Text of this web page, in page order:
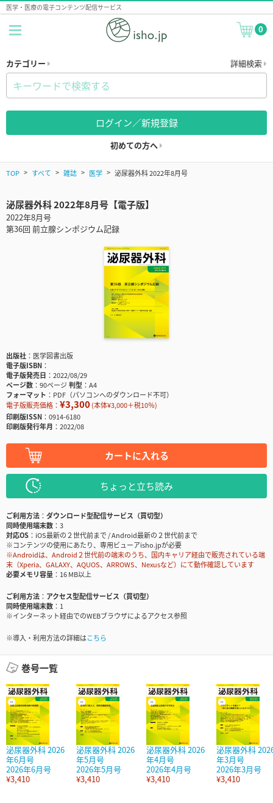
医学・医療の電子コンテンツ配信サービス
0
カテゴリー 詳細検索
ログイン／新規登録
初めての方へ
TOP すべて 雑誌 医学 泌尿器外科 2022年8月号
泌尿器外科 2022年8月号【電子版】
2022年8月号
第36回 前立腺シンポジウム記録
出版社
医学図書出版
電子版ISBN
電子版発売日
2022/08/29
ページ数
90ページ判型
A4
フォーマット
PDF（パソコンへのダウンロード不可）
電子版販売価格： ¥3,300(本体¥3,000＋税10％)
印刷版ISSN
0914-6180
印刷版発行年月
2022/08
カートに入れる
ちょっと立ち読み
ご利用方法
ダウンロード型配信サービス（買切型）
同時使用端末数
3
対応OS
iOS最新の２世代前まで / Android最新の２世代前まで
※コンテンツの使用にあたり、専用ビューアisho.jpが必要
※Androidは、Android２世代前の端末のうち、国内キャリア経由で販売されている端
末（Xperia、GALAXY、AQUOS、ARROWS、Nexusなど）にて動作確認しています
必要メモリ容量
16 MB以上
ご利用方法
アクセス型配信サービス（買切型）
同時使用端末数
1
※インターネット経由でのWEBブラウザによるアクセス参照
※導入・利用方法の詳細はこちら
巻号一覧
泌尿器外科 2026
年6月号
2026年6月号
¥3,410
泌尿器外科 2026
年5月号
2026年5月号
¥3,410
泌尿器外科 2026
年4月号
2026年4月号
¥3,410
泌尿器外科
年3月号
2026年3月号
¥3,410